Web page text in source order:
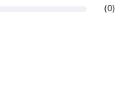
(0)